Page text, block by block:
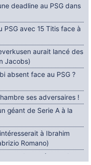
deadline au PSG dans
PSG avec 15 Titis face à
aurait lancé des
Jacobs)
absent face au PSG ?
ses adversaires !
géant de Serie A à la
à Ibrahim
Romano)
trouvé entre le